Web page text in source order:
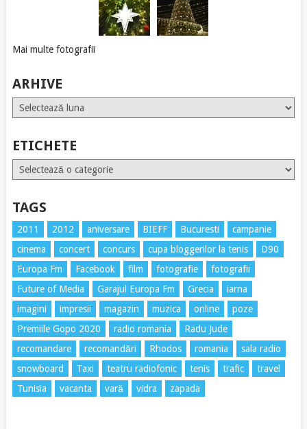
Mai multe fotografii
ARHIVE
Arhive
ETICHETE
Etichete
TAGS
2011 2012 aniversare BIEFF Bucuresti
campanie
cinema
concert concurs cupa bloggerilor la tenis
D90
Europa Fm
Facebook film fotografie
fotografii
Future of Media
Garajul Europa Fm Grecia
iarna
imagini
impresii magazin muzica online
poze
Premiile Gopo 2020
radio romania
Radu Jude
recomandare
recomandări Rhodos romania
sala radio
snowboard
Taxi teatru radiofonic tenis trafic
travel
Tunisia
vacanta vară vidra zapada